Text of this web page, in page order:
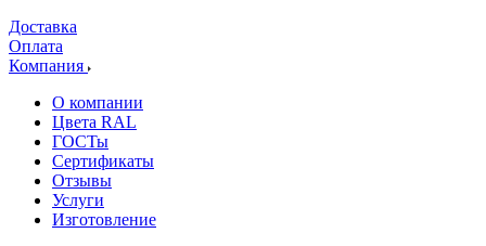
Доставка
Оплата
Компания
О компании
Цвета RAL
ГОСТы
Сертификаты
Отзывы
Услуги
Изготовление